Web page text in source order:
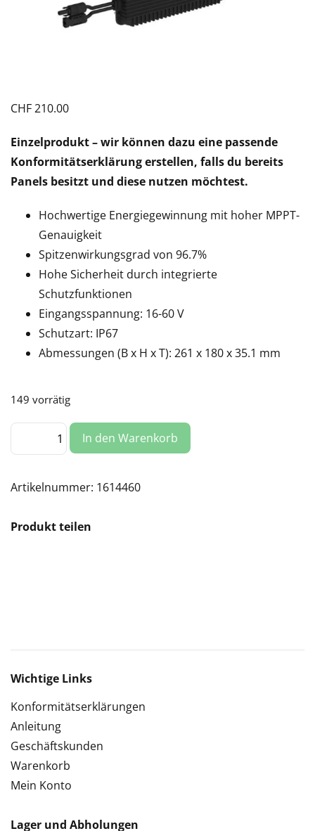
CHF210.00
Einzelprodukt – wir können dazu eine passende
Konformitätserklärung erstellen, falls du bereits
Panels besitzt und diese nutzen möchtest.
Hochwertige Energiegewinnung mit hoher MPPT-
Genauigkeit
Spitzenwirkungsgrad von 96.7%
Hohe Sicherheit durch integrierte
Schutzfunktionen
Eingangsspannung: 16-60 V
Schutzart: IP67
Abmessungen (B x H x T): 261 x 180 x 35.1 mm
149 vorrätig
Hoymiles
600W-
WiFi
Menge
In den Warenkorb
Artikelnummer: 1614460
Produkt teilen
Wichtige Links
Konformitätserklärungen
Anleitung
Geschäftskunden
Warenkorb
Mein Konto
Lager und Abholungen